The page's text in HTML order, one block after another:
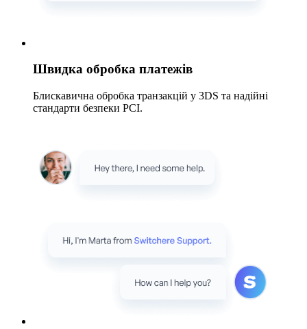
Швидка обробка платежів
Блискавична обробка транзакцій у 3DS та надійні
стандарти безпеки PCI.